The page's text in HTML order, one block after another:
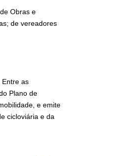
Obras e
de vereadores
Entre as
Plano de
e emite
cicloviária e da